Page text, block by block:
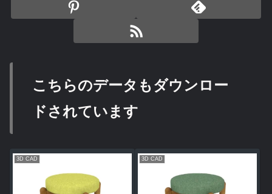
こちらのデータもダウンロー
ドされています
3D CAD 3D CAD